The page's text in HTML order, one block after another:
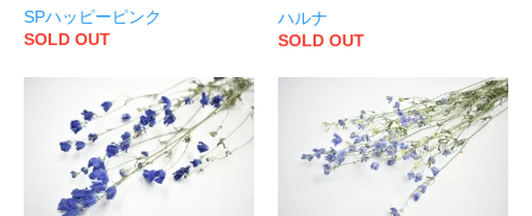
SPハッピーピンク
SOLD OUT
ハルナ
SOLD OUT